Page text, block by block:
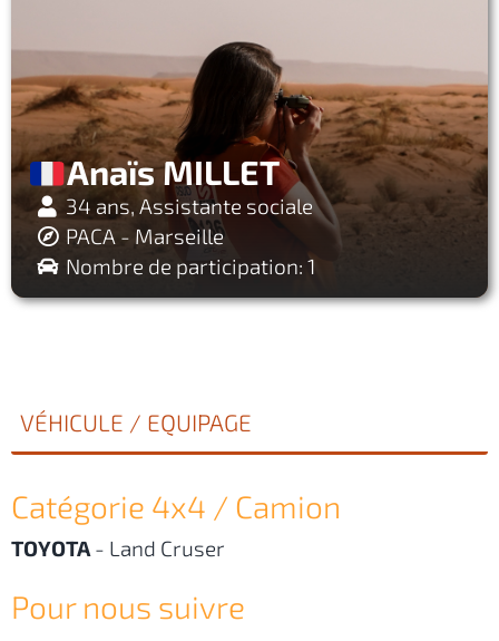
Anaïs MILLET
34 ans, Assistante sociale
PACA - Marseille
Nombre de participation: 1
VÉHICULE / EQUIPAGE
Catégorie 4x4 / Camion
TOYOTA - Land Cruser
Pour nous suivre